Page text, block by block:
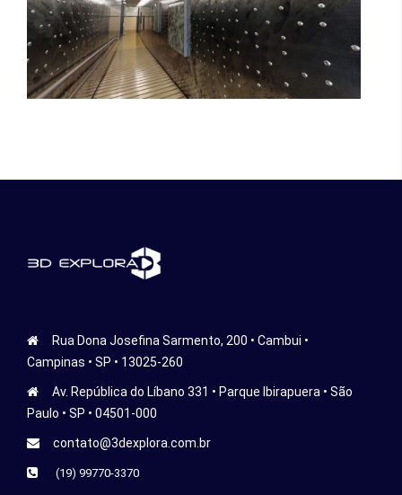
Rua Dona Josefina Sarmento, 200 • Cambui •
Campinas • SP • 13025-260
Av. República do Líbano 331 • Parque Ibirapuera • São
Paulo • SP • 04501-000
contato@3dexplora.com.br
(19) 99770-3370